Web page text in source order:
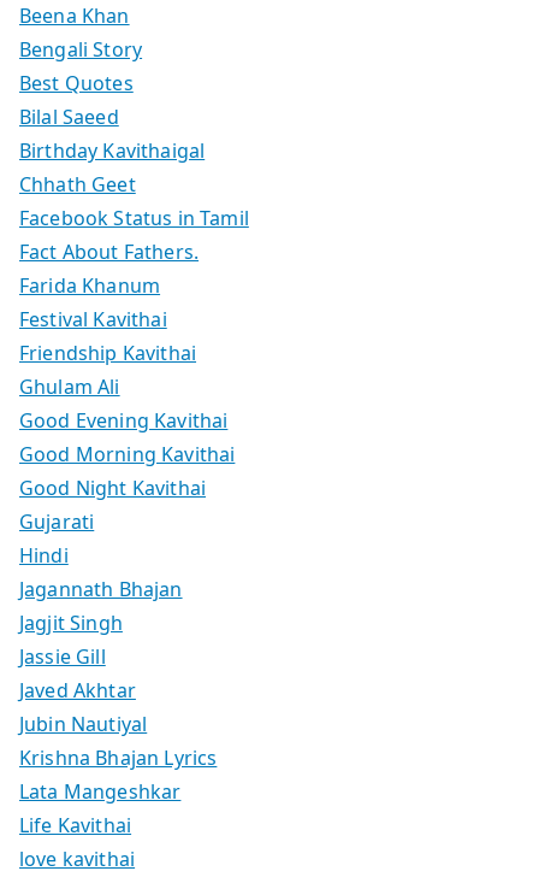
Beena Khan
Bengali Story
Best Quotes
Bilal Saeed
Birthday Kavithaigal
Chhath Geet
Facebook Status in Tamil
Fact About Fathers.
Farida Khanum
Festival Kavithai
Friendship Kavithai
Ghulam Ali
Good Evening Kavithai
Good Morning Kavithai
Good Night Kavithai
Gujarati
Hindi
Jagannath Bhajan
Jagjit Singh
Jassie Gill
Javed Akhtar
Jubin Nautiyal
Krishna Bhajan Lyrics
Lata Mangeshkar
Life Kavithai
love kavithai